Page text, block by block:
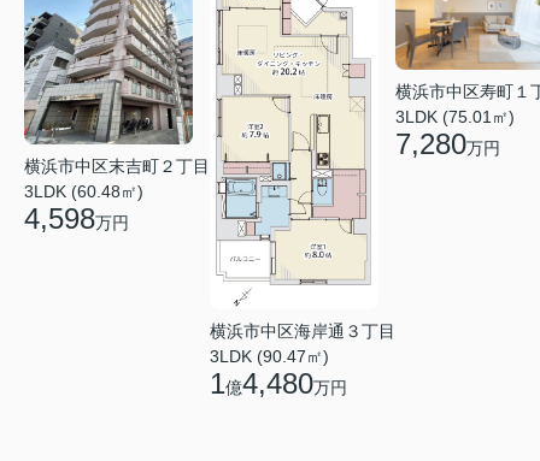
横浜市中区末吉町２丁目
3LDK (60.48㎡)
4,598万円
横浜市中区海岸通３丁目
3LDK (90.47㎡)
1億4,480万円
横浜市中区寿町１
3LDK (75.01㎡)
7,280万円